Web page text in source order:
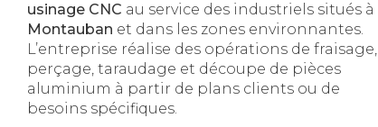
usinage CNC au service des industriels situés à
Montauban et dans les zones environnantes.
L’entreprise réalise des opérations de fraisage,
perçage, taraudage et découpe de pièces
aluminium à partir de plans clients ou de
besoins spécifiques.